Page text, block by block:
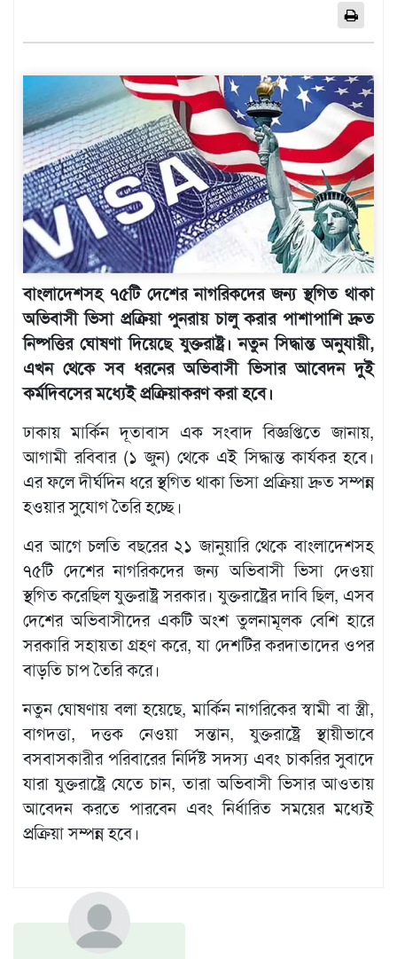
ইউরোপ
উত্তর
আমেরিকা
দক্ষিণ
আমেরিকা
ওশেনিয়া
এন্টারটিকা
বিনোদন
ভিডিও
অন্যান্য
তথ্য
প্রযুক্তি
মতামত
শিল্প
সাহিত্য
আইন
আদালত
অর্থনীতি
স্বাস্থ্য
পর্যটন
লাইফস্টাইল
ফটো
প্রবাস
শিক্ষা
সংস্কৃতি
ধর্ম
গনমাধ্যম
সংবাদ
বিজ্ঞপ্তি
চাকুরী
বাংলাদেশসহ ৭৫টি দেশের নাগরিকদের জন্য স্থগিত থাকা
অভিবাসী ভিসা প্রক্রিয়া পুনরায় চালু করার পাশাপাশি দ্রুত
নিষ্পত্তির ঘোষণা দিয়েছে যুক্তরাষ্ট্র। নতুন সিদ্ধান্ত অনুযায়ী,
এখন থেকে সব ধরনের অভিবাসী ভিসার আবেদন দুই
কর্মদিবসের মধ্যেই প্রক্রিয়াকরণ করা হবে।
ঢাকায় মার্কিন দূতাবাস এক সংবাদ বিজ্ঞপ্তিতে জানায়,
আগামী রবিবার (১ জুন) থেকে এই সিদ্ধান্ত কার্যকর হবে।
এর ফলে দীর্ঘদিন ধরে স্থগিত থাকা ভিসা প্রক্রিয়া দ্রুত সম্পন্ন
হওয়ার সুযোগ তৈরি হচ্ছে।
এর আগে চলতি বছরের ২১ জানুয়ারি থেকে বাংলাদেশসহ
৭৫টি দেশের নাগরিকদের জন্য অভিবাসী ভিসা দেওয়া
স্থগিত করেছিল যুক্তরাষ্ট্র সরকার। যুক্তরাষ্ট্রের দাবি ছিল, এসব
দেশের অভিবাসীদের একটি অংশ তুলনামূলক বেশি হারে
সরকারি সহায়তা গ্রহণ করে, যা দেশটির করদাতাদের ওপর
বাড়তি চাপ তৈরি করে।
নতুন ঘোষণায় বলা হয়েছে, মার্কিন নাগরিকের স্বামী বা স্ত্রী,
বাগদত্তা, দত্তক নেওয়া সন্তান, যুক্তরাষ্ট্রে স্থায়ীভাবে
বসবাসকারীর পরিবারের নির্দিষ্ট সদস্য এবং চাকরির সুবাদে
যারা যুক্তরাষ্ট্রে যেতে চান, তারা অভিবাসী ভিসার আওতায়
আবেদন করতে পারবেন এবং নির্ধারিত সময়ের মধ্যেই
প্রক্রিয়া সম্পন্ন হবে।